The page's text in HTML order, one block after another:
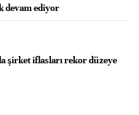
devam ediyor
şirket iflasları rekor düzeye